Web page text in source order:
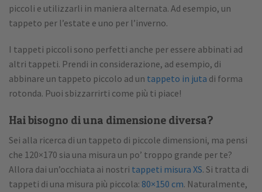
piccoli e utilizzarli in maniera alternata. Ad esempio, un
tappeto per l’estate e uno per l’inverno.
I tappeti piccoli sono perfetti anche per essere abbinati ad
altri tappeti. Prendi in considerazione, ad esempio, di
abbinare un tappeto piccolo ad un tappeto in juta di forma
rotonda. Puoi sbizzarrirti come più ti piace!
Hai bisogno di una dimensione diversa?
Sei alla ricerca di un tappeto di piccole dimensioni, ma pensi
che 120×170 sia una misura un po’ troppo grande per te?
Allora dai un’occhiata ai nostri tappeti misura XS. Si tratta di
tappeti di una misura più piccola: 80×150 cm. Naturalmente,